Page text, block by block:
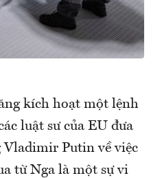
kích hoạt một lệnh
luật sư của EU đưa
Vladimir Putin về việc
từ Nga là một sự vi